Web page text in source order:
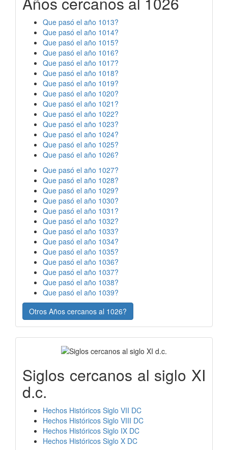
Que pasó el año 1013?
Que pasó el año 1014?
Que pasó el año 1015?
Que pasó el año 1016?
Que pasó el año 1017?
Que pasó el año 1018?
Que pasó el año 1019?
Que pasó el año 1020?
Que pasó el año 1021?
Que pasó el año 1022?
Que pasó el año 1023?
Que pasó el año 1024?
Que pasó el año 1025?
Que pasó el año 1026?
Que pasó el año 1027?
Que pasó el año 1028?
Que pasó el año 1029?
Que pasó el año 1030?
Que pasó el año 1031?
Que pasó el año 1032?
Que pasó el año 1033?
Que pasó el año 1034?
Que pasó el año 1035?
Que pasó el año 1036?
Que pasó el año 1037?
Que pasó el año 1038?
Que pasó el año 1039?
Otros Años cercanos al 1026?
Siglos cercanos al siglo XI
d.c.
Hechos Históricos Siglo VII DC
Hechos Históricos Siglo VIII DC
Hechos Históricos Siglo IX DC
Hechos Históricos Siglo X DC